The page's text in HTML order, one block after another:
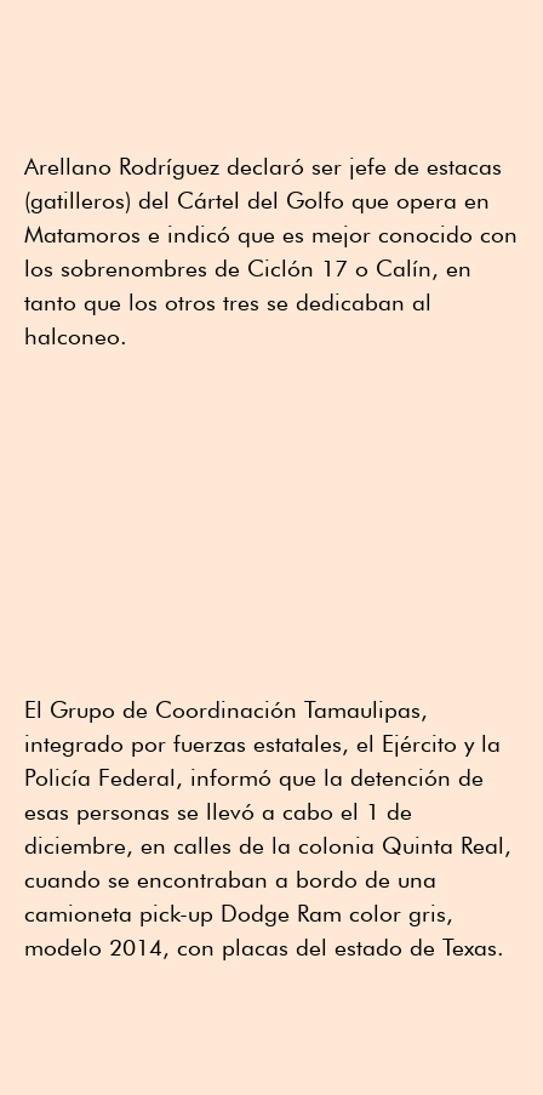
Arellano Rodríguez declaró ser jefe de estacas
(gatilleros) del Cártel del Golfo que opera en
Matamoros e indicó que es mejor conocido con
los sobrenombres de Ciclón 17 o Calín, en
tanto que los otros tres se dedicaban al
halconeo.
El Grupo de Coordinación Tamaulipas,
integrado por fuerzas estatales, el Ejército y la
Policía Federal, informó que la detención de
esas personas se llevó a cabo el 1 de
diciembre, en calles de la colonia Quinta Real,
cuando se encontraban a bordo de una
camioneta pick-up Dodge Ram color gris,
modelo 2014, con placas del estado de Texas.